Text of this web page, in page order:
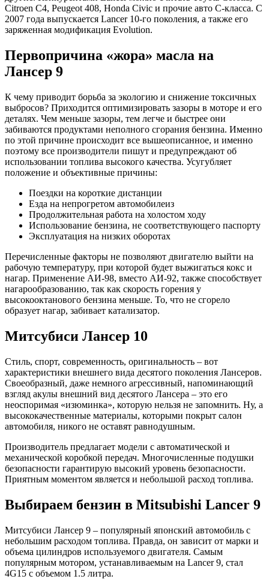
Citroen C4, Peugeot 408, Honda Civic и прочие авто С-класса. С
2007 года выпускается Lancer 10-го поколения, а также его
заряженная модификация Evolution.
Первопричина «жора» масла на
Лансер 9
К чему приводит борьба за экологию и снижение токсичных
выбросов? Приходится оптимизировать зазоры в моторе и его
деталях. Чем меньше зазоры, тем легче и быстрее они
забиваются продуктами неполного сгорания бензина. Именно
по этой причине происходит все вышеописанное, и именно
поэтому все производители пишут и предупреждают об
использовании топлива высокого качества. Усугубляет
положение и объективные причины:
Поездки на короткие дистанции
Езда на непрогретом автомобилеиз
Продолжительная работа на холостом ходу
Использование бензина, не соответствующего паспорту
Эксплуатация на низких оборотах
Перечисленные факторы не позволяют двигателю выйти на
рабочую температуру, при которой будет выжигаться кокс и
нагар. Применение АИ-98, вместо АИ-92, также способствует
нагарообразованию, так как скорость горения у
высокооктанового бензина меньше. То, что не сгорело
образует нагар, забивает катализатор.
Митсубиси Лансер 10
Стиль, спорт, современность, оригинальность – вот
характеристики внешнего вида десятого поколения Лансеров.
Своеобразный, даже немного агрессивный, напоминающий
взгляд акулы внешний вид десятого Лансера – это его
неоспоримая «изюминка», которую нельзя не запомнить. Ну, а
высококачественные материалы, которыми покрыт салон
автомобиля, никого не оставят равнодушным.
Производитель предлагает модели с автоматической и
механической коробкой передач. Многочисленные подушки
безопасности гарантирую высокий уровень безопасности.
Приятным моментом является и небольшой расход топлива.
Выбираем бензин в Mitsubishi Lancer 9
Митсубиси Лансер 9 – популярный японский автомобиль с
небольшим расходом топлива. Правда, он зависит от марки и
объема цилиндров используемого двигателя. Самым
популярным мотором, устанавливаемым на Lancer 9, стал
4G15 с объемом 1.5 литра.